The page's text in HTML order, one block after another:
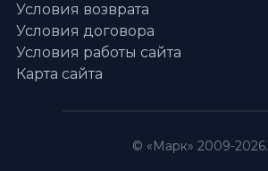
Условия возврата
Условия договора
Условия работы сайта
Карта сайта
© «Марк» 2009-2026.